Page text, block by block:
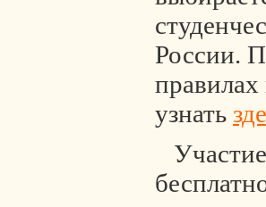
России.
узнать